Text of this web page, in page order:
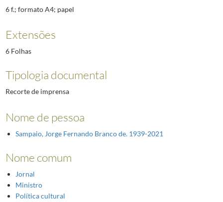
6 f.; formato A4; papel
Extensões
6 Folhas
Tipologia documental
Recorte de imprensa
Nome de pessoa
Sampaio, Jorge Fernando Branco de. 1939-2021
Nome comum
Jornal
Ministro
Política cultural